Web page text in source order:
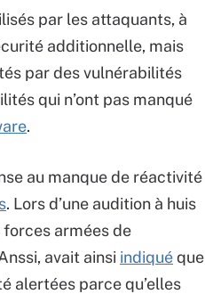
par les attaquants, à
additionnelle, mais
par des vulnérabilités
qui n’ont pas manqué
.
au manque de réactivité
. Lors d’une audition à huis
armées de
avait ainsi indiquéque
alertées parce qu’elles